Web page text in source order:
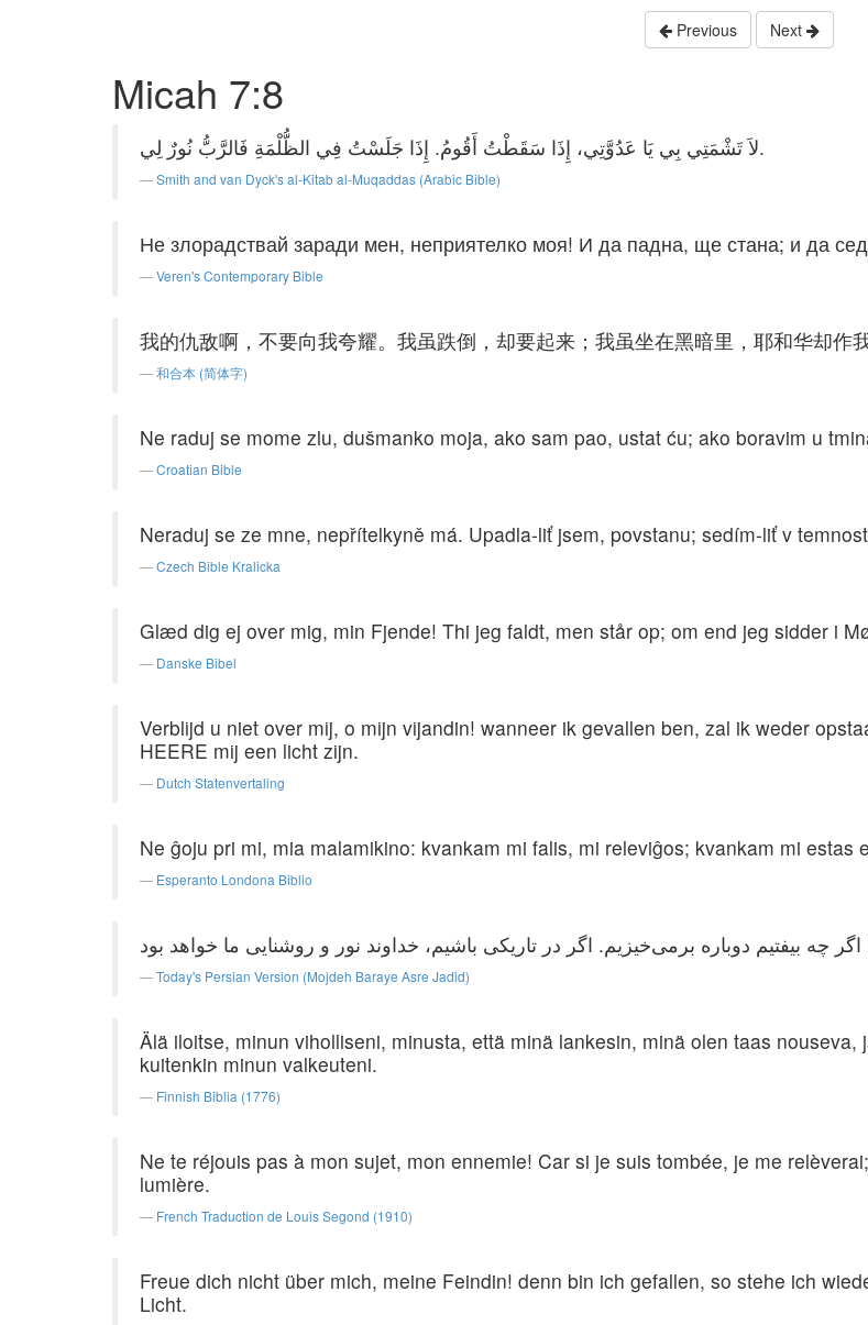
Previous Next
Micah 7:8
لاَ تَشْمَتِي بِي يَا عَدُوَّتِي، إِذَا سَقَطْتُ أَقُومُ. إِذَا جَلَسْتُ فِي الظُّلْمَةِ فَالرَّبُّ نُورٌ لِي.
Smith and van Dyck's al-Kitab al-Muqaddas (Arabic Bible)
Не злорадствай заради мен, неприятелко моя! И да падна, ще стана; и да
Veren's Contemporary Bible
我的仇敌啊，不要向我夸耀。我虽跌倒，却要起来；我虽坐在黑暗里，耶和华却作我
和合本 (简体字)
Ne raduj se mome zlu, dušmanko moja, ako sam pao, ustat ću; ako boravim u
Croatian Bible
Neraduj se ze mne, nepřítelkyně má. Upadla-liť jsem, povstanu; sedím-liť v
Czech Bible Kralicka
Glæd dig ej over mig, min Fjende! Thi jeg faldt, men står op; om end jeg sidder i
Danske Bibel
Verblijd u niet over mij, o mijn vijandin! wanneer ik gevallen ben, zal ik weder
HEERE mij een licht zijn.
Dutch Statenvertaling
Ne ĝoju pri mi, mia malamikino: kvankam mi falis, mi releviĝos; kvankam mi estas
Esperanto Londona Biblio
Today's Persian Version (Mojdeh Baraye Asre Jadid)
Älä iloitse, minun viholliseni, minusta, että minä lankesin, minä olen taas
kuitenkin minun valkeuteni.
Finnish Biblia (1776)
Ne te réjouis pas à mon sujet, mon ennemie! Car si je suis tombée, je me
lumière.
French Traduction de Louis Segond (1910)
Freue dich nicht über mich, meine Feindin! denn bin ich gefallen, so stehe ich
Licht.